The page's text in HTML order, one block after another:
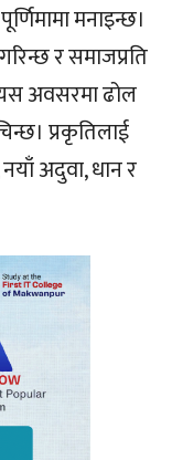
मनाइन्छ।
र समाजप्रति
अवसरमा ढोल
प्रकृतिलाई
अदुवा, धान र